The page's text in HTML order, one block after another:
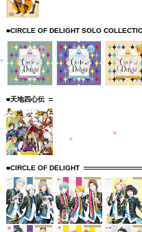
■CIRCLE OF DELIGHT SOLO
■天地四心伝
■CIRCLE OF DELIGHT